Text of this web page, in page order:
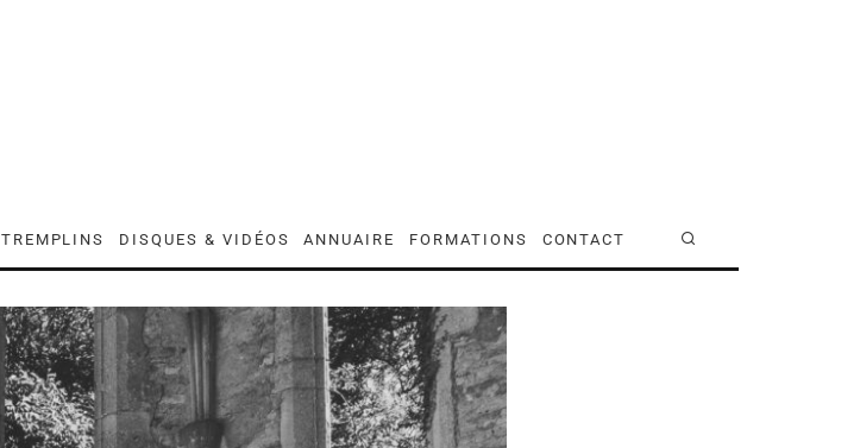
TREMPLINS DISQUES & VIDÉOS ANNUAIRE FORMATIONS CONTACT